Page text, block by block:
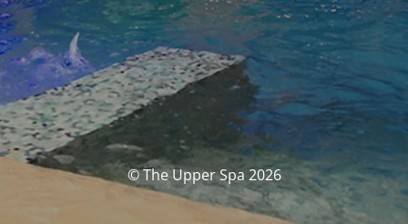
© The Upper Spa 2026